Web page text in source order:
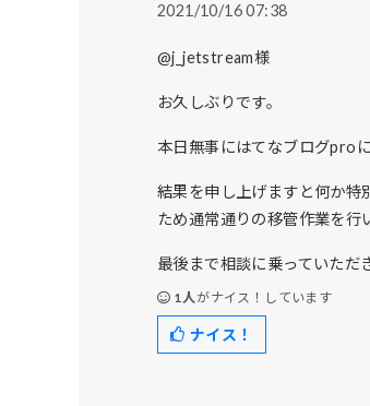
2021/10/16 07:38
@j_jetstream様
お久しぶりです。
本日無事にはてなブログpro
結果を申し上げますと何か
ため通常通りの移管作業を行
最後まで相談に乗っていただ
1人がナイス！しています
ナイス！